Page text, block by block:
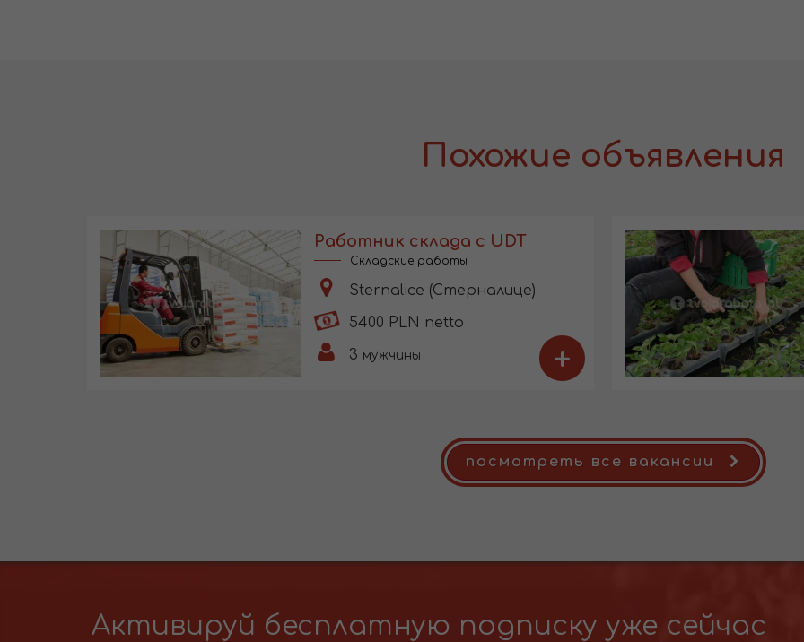
Похожие объявления
Работник склада с UDT
Складские работы
Sternalice (Стерналице)
5400 PLN netto
3 мужчины +
посмотреть все вакансии
Активируй бесплатную подписку уже сейчас